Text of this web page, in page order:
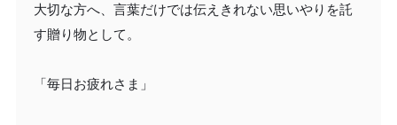
大切な方へ、言葉だけでは伝えきれない思いやりを託
す贈り物として。
「毎日お疲れさま」